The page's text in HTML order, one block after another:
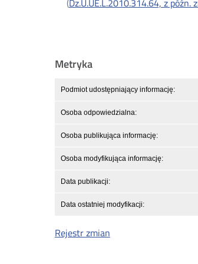
(Dz.U.UE.L.2010.314.64, z późn.
Metryka
Podmiot udostępniający informację:
Osoba odpowiedzialna:
Osoba publikująca informację:
Osoba modyfikująca informację:
Data publikacji:
Data ostatniej modyfikacji:
Rejestr zmian